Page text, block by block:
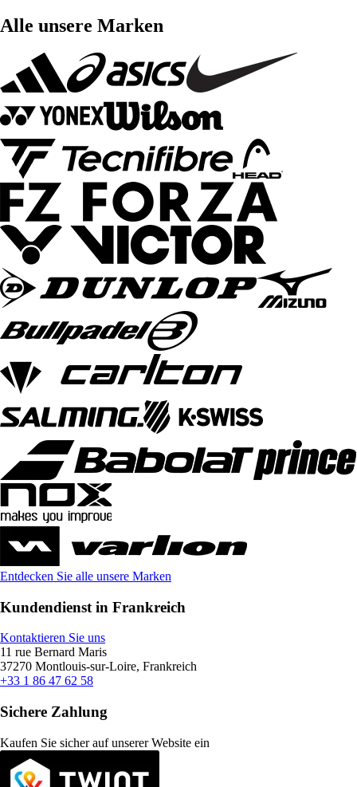
Alle unsere Marken
Entdecken Sie alle unsere Marken
Kundendienst in Frankreich
Kontaktieren Sie uns
11 rue Bernard Maris
37270 Montlouis-sur-Loire, Frankreich
+33 1 86 47 62 58
Sichere Zahlung
Kaufen Sie sicher auf unserer Website ein